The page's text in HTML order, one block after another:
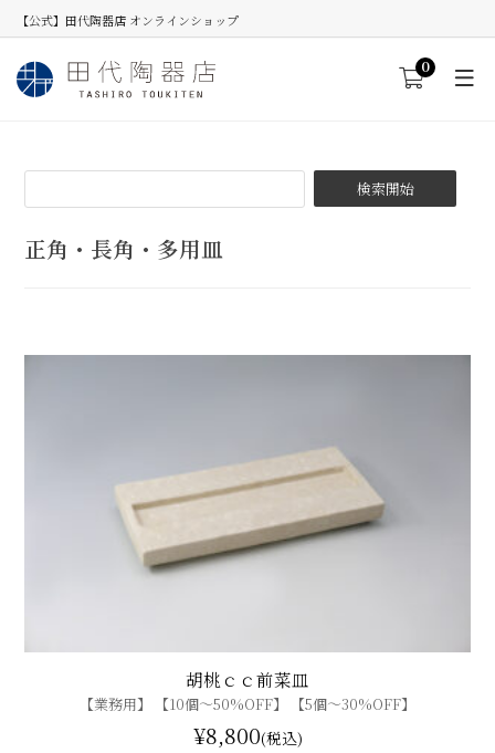
【公式】田代陶器店 オンラインショップ
0
正角・長角・多用皿
胡桃ｃｃ前菜皿
【業務用】 【10個〜50%OFF】 【5個〜30%OFF】
¥8,800(税込)